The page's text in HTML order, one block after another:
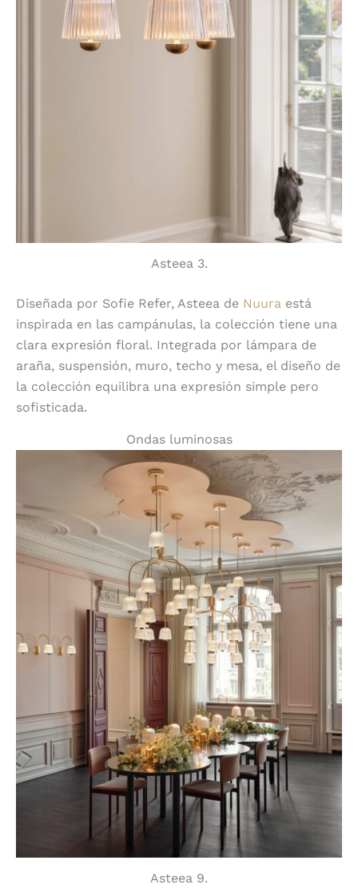
Asteea 3.
Diseñada por Sofie Refer, Asteea de Nuura está
inspirada en las campánulas, la colección tiene una
clara expresión floral. Integrada por lámpara de
araña, suspensión, muro, techo y mesa, el diseño de
la colección equilibra una expresión simple pero
sofisticada.
Ondas luminosas
Asteea 9.